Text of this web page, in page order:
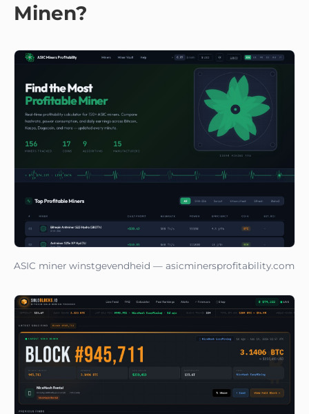
Minen?
ASIC miner winstgevendheid — asicminersprofitability.com